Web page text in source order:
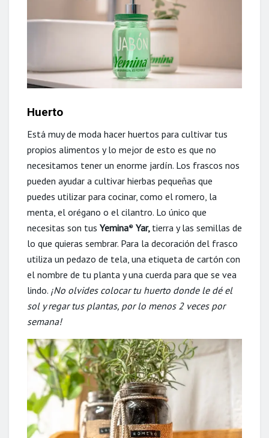
Huerto
Está muy de moda hacer huertos para cultivar tus
propios alimentos y lo mejor de esto es que no
necesitamos tener un enorme jardín. Los frascos nos
pueden ayudar a cultivar hierbas pequeñas que
puedes utilizar para cocinar, como el romero, la
menta, el orégano o el cilantro. Lo único que
necesitas son tus Yemina® Yar, tierra y las semillas de
lo que quieras sembrar. Para la decoración del frasco
utiliza un pedazo de tela, una etiqueta de cartón con
el nombre de tu planta y una cuerda para que se vea
lindo. ¡No olvides colocar tu huerto donde le dé el
sol y regar tus plantas, por lo menos 2 veces por
semana!